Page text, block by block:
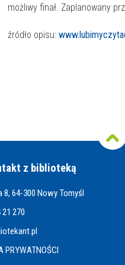
możliwy finał. Zaplanowany
źródło opisu:
z biblioteką
8, 64-300 Nowy Tomyśl
21 270
PRYWATNOŚCI